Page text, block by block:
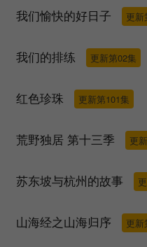
我们愉快的好日子 更新
我们的排练 更新第02集
红色珍珠 更新第101集
荒野独居 第十三季 更
苏东坡与杭州的故事
山海经之山海归序 更新